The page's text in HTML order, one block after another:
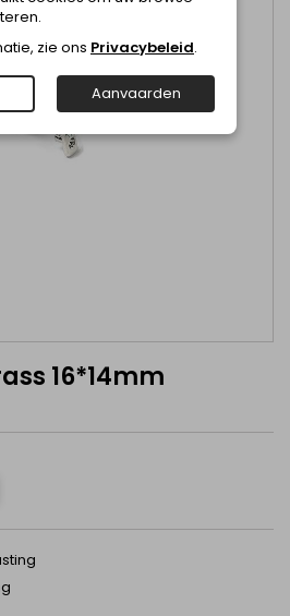
16*14mm
zie ons Privacybeleid.
Aanvaarden